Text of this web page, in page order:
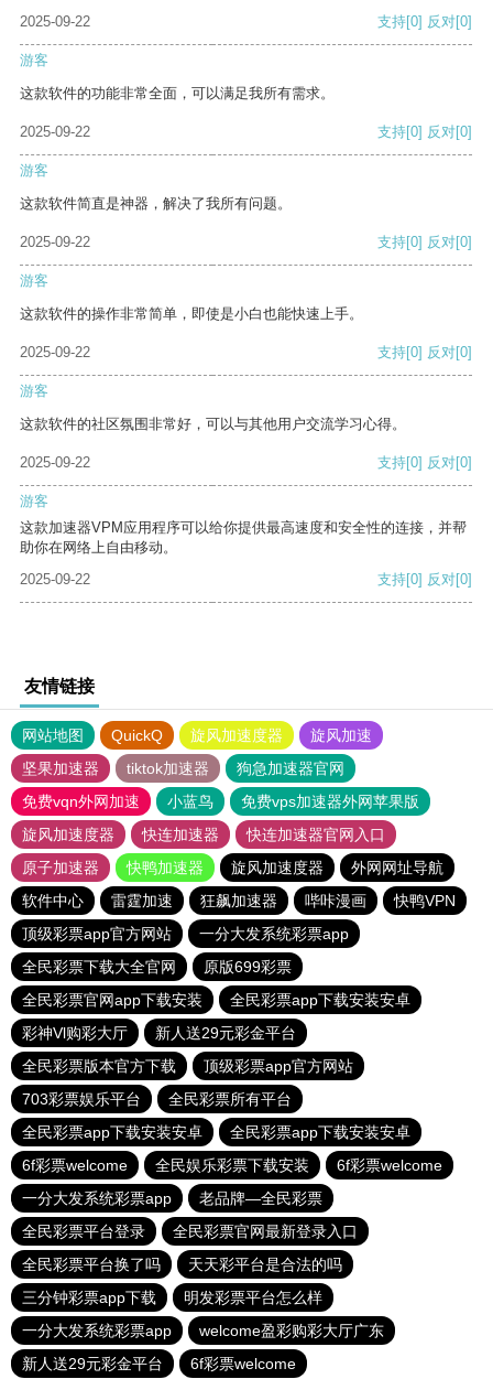
2025-09-22
支持[0] 反对[0]
游客
这款软件的功能非常全面，可以满足我所有需求。
2025-09-22 支持[0] 反对[0]
游客
这款软件简直是神器，解决了我所有问题。
2025-09-22 支持[0] 反对[0]
游客
这款软件的操作非常简单，即使是小白也能快速上手。
2025-09-22 支持[0] 反对[0]
游客
这款软件的社区氛围非常好，可以与其他用户交流学习心得。
2025-09-22 支持[0] 反对[0]
游客
这款加速器VPM应用程序可以给你提供最高速度和安全性的连接，并帮
助你在网络上自由移动。
2025-09-22
支持[0] 反对[0]
友情链接
网站地图 QuickQ 旋风加速度器
旋风加速
坚果加速器
tiktok加速器
狗急加速器官网
免费vqn外网加速
小蓝鸟
免费vps加速器外网苹果版
旋风加速度器
快连加速器
快连加速器官网入口
原子加速器
快鸭加速器 旋风加速度器
外网网址导航
软件中心
雷霆加速 狂飙加速器 哔咔漫画
快鸭VPN
顶级彩票app官方网站
一分大发系统彩票app
全民彩票下载大全官网
原版699彩票
全民彩票官网app下载安装
全民彩票app下载安装安卓
彩神Vl购彩大厅
新人送29元彩金平台
全民彩票版本官方下载
顶级彩票app官方网站
703彩票娱乐平台
全民彩票所有平台
全民彩票app下载安装安卓
全民彩票app下载安装安卓
6f彩票welcome
全民娱乐彩票下载安装
6f彩票welcome
一分大发系统彩票app
老品牌—全民彩票
全民彩票平台登录
全民彩票官网最新登录入口
全民彩票平台换了吗
天天彩平台是合法的吗
三分钟彩票app下载
明发彩票平台怎么样
一分大发系统彩票app
welcome盈彩购彩大厅广东
新人送29元彩金平台
6f彩票welcome